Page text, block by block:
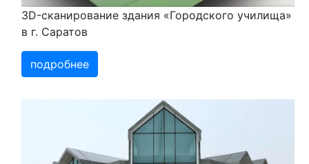
3D-сканирование здания «Городского училища»
в г. Саратов
подробнее